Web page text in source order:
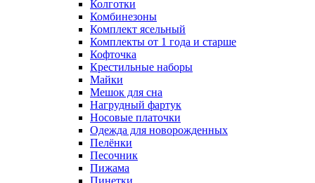
Колготки
Комбинезоны
Комплект ясельный
Комплекты от 1 года и старше
Кофточка
Крестильные наборы
Майки
Мешок для сна
Нагрудный фартук
Носовые платочки
Одежда для новорожденных
Пелёнки
Песочник
Пижама
Пинетки